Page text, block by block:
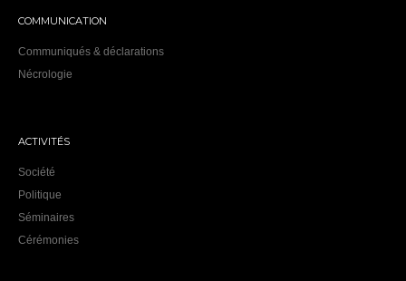
COMMUNICATION
Communiqués & déclarations
Nécrologie
ACTIVITÉS
Société
Politique
Séminaires
Cérémonies